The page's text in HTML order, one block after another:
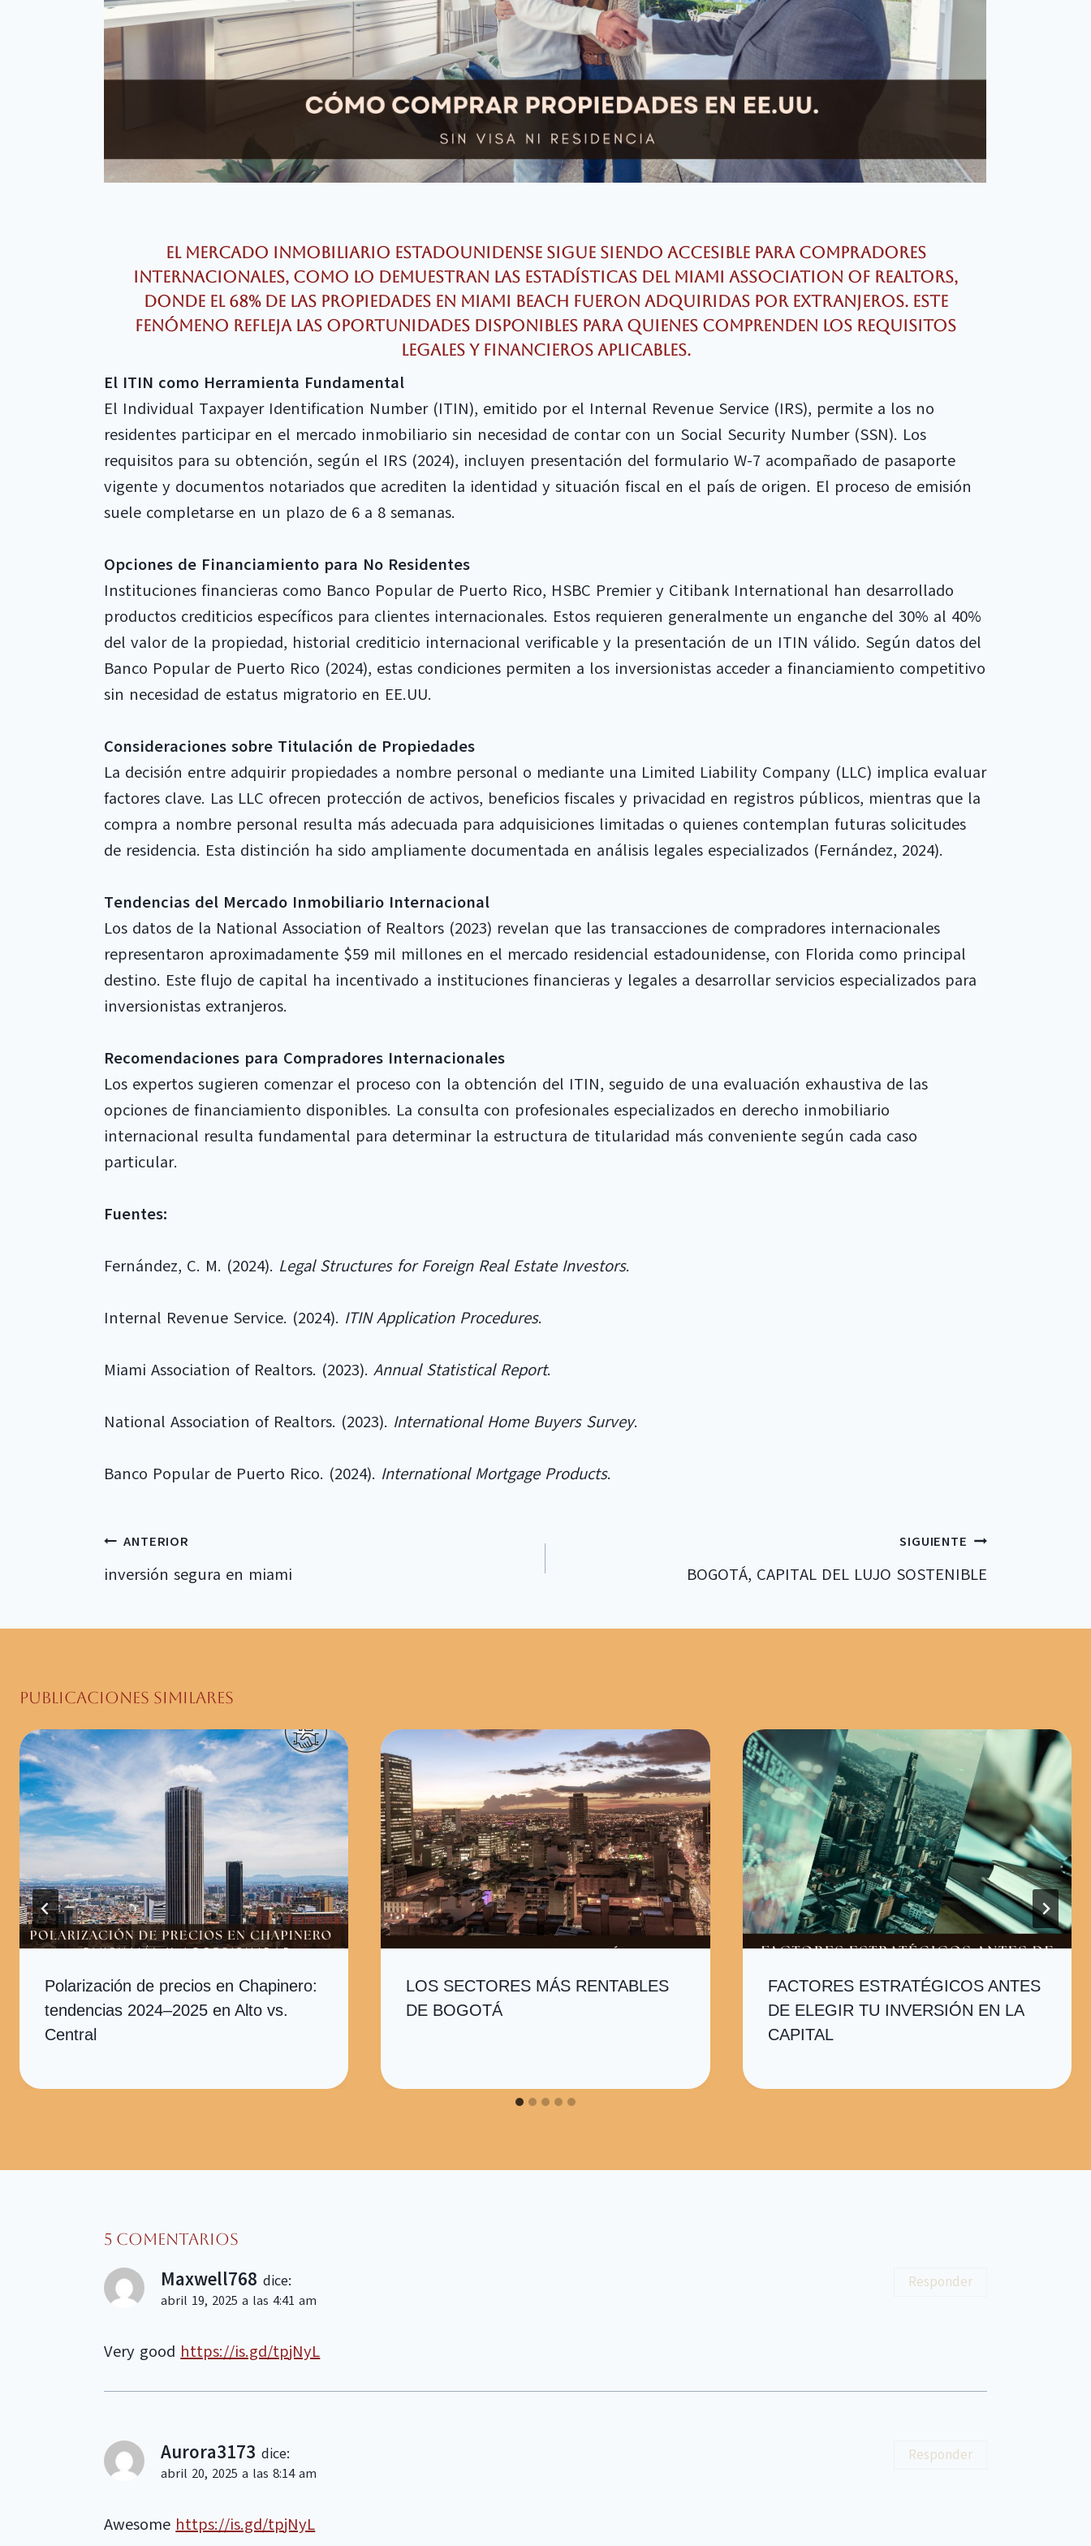
El mercado inmobiliario estadounidense sigue siendo accesible para compradores
internacionales, como lo demuestran las estadísticas del Miami Association of Realtors,
donde el 68% de las propiedades en Miami Beach fueron adquiridas por extranjeros. Este
fenómeno refleja las oportunidades disponibles para quienes comprenden los requisitos
legales y financieros aplicables.
El ITIN como Herramienta Fundamental
El Individual Taxpayer Identification Number (ITIN), emitido por el Internal Revenue Service (IRS), permite a los no
residentes participar en el mercado inmobiliario sin necesidad de contar con un Social Security Number (SSN). Los
requisitos para su obtención, según el IRS (2024), incluyen presentación del formulario W-7 acompañado de pasaporte
vigente y documentos notariados que acrediten la identidad y situación fiscal en el país de origen. El proceso de emisión
suele completarse en un plazo de 6 a 8 semanas.
Opciones de Financiamiento para No Residentes
Instituciones financieras como Banco Popular de Puerto Rico, HSBC Premier y Citibank International han desarrollado
productos crediticios específicos para clientes internacionales. Estos requieren generalmente un enganche del 30% al 40%
del valor de la propiedad, historial crediticio internacional verificable y la presentación de un ITIN válido. Según datos del
Banco Popular de Puerto Rico (2024), estas condiciones permiten a los inversionistas acceder a financiamiento competitivo
sin necesidad de estatus migratorio en EE.UU.
Consideraciones sobre Titulación de Propiedades
La decisión entre adquirir propiedades a nombre personal o mediante una Limited Liability Company (LLC) implica evaluar
factores clave. Las LLC ofrecen protección de activos, beneficios fiscales y privacidad en registros públicos, mientras que la
compra a nombre personal resulta más adecuada para adquisiciones limitadas o quienes contemplan futuras solicitudes
de residencia. Esta distinción ha sido ampliamente documentada en análisis legales especializados (Fernández, 2024).
Tendencias del Mercado Inmobiliario Internacional
Los datos de la National Association of Realtors (2023) revelan que las transacciones de compradores internacionales
representaron aproximadamente $59 mil millones en el mercado residencial estadounidense, con Florida como principal
destino. Este flujo de capital ha incentivado a instituciones financieras y legales a desarrollar servicios especializados para
inversionistas extranjeros.
Recomendaciones para Compradores Internacionales
Los expertos sugieren comenzar el proceso con la obtención del ITIN, seguido de una evaluación exhaustiva de las
opciones de financiamiento disponibles. La consulta con profesionales especializados en derecho inmobiliario
internacional resulta fundamental para determinar la estructura de titularidad más conveniente según cada caso
particular.
Fuentes:
Fernández, C. M. (2024). Legal Structures for Foreign Real Estate Investors.
Internal Revenue Service. (2024). ITIN Application Procedures.
Miami Association of Realtors. (2023).Annual Statistical Report.
National Association of Realtors. (2023). International Home Buyers Survey.
Banco Popular de Puerto Rico. (2024). International Mortgage Products.
Navegación
de
entradas
ANTERIOR
inversión segura en miami
SIGUIENTE
BOGOTÁ, CAPITAL DEL LUJO SOSTENIBLE
Publicaciones Similares
Polarización de precios en Chapinero:
tendencias 2024–2025 en Alto vs.
Central
LOS SECTORES MÁS RENTABLES
DE BOGOTÁ
FACTORES ESTRATÉGICOS ANTES
DE ELEGIR TU INVERSIÓN EN LA
CAPITAL
5 comentarios
Maxwell768 dice:
abril 19, 2025 a las 4:41 am
Very good https://is.gd/tpjNyL
Responder
Aurora3173 dice:
abril 20, 2025 a las 8:14 am
Awesome https://is.gd/tpjNyL
Responder